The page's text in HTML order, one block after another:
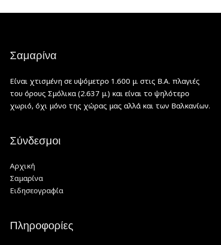
Σαμαρίνα
Είναι χτισμένη σε υψόμετρο 1.600 μ. στις Β.Α. πλαγιές
του όρους Σμόλικα (2.637 μ.) και είναι το ψηλότερο
χωριό, όχι μόνο της χώρας μας αλλά και των Βαλκανίων.
Σύνδεσμοι
Αρχική
Σαμαρίνα
Ειδησεογραφία
Πληροφορίες